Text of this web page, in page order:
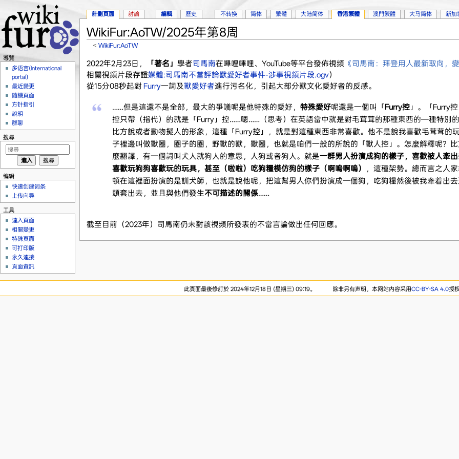
WikiFur:AoTW/2025年第8周
<WikiFur:AoTW
2022年2月23日，
「著名」 學者司馬南在嗶哩嗶哩、YouTube等平台發佈視頻 《司馬南：拜登用人最新取向，
相關視頻片段存證媒體:司馬南不當評論獸愛好者事件-涉事視頻片段.ogv）
從15分08秒起對Furry一詞及獸愛好者進行污名化，引起大部分獸文化愛好者的反感。
……但是這還不是全部，最大的爭議呢是他特殊的愛好， 特殊愛好呢還是一個叫「Furry控」。「Furry控
控只帶（指代）的就是「Furry」控……嗯……（思考）在英語當中就是對毛茸茸的那種東西的—種特別的
比方說或者動物擬人的形象，這種「Furry控」，就是對這種東西非常喜歡。他不是說我喜歡毛茸茸的
子裡邊叫做獸圈，圈子的圈，野獸的獸，獸圈，也就是咱們一般的所說的「獸人控」。怎麼解釋呢？
麼翻譯，有一個詞叫犬人就狗人的意思，人狗或者狗人。就是一群男人扮演成狗的樣子，喜歡被人牽出
喜歡玩狗狗喜歡玩的玩具，甚至（啦啦）吃狗糧模仿狗的樣子（啊嗚啊嗚）
，這種架勢。總而言之人
頓在這裡面扮演的是訓犬師，也就是說他呢，把這幫男人你們扮演成一個狗，吃狗糧然後被我牽着出
頭套出去，並且與他們發生不可描述的關係……
截至目前（2023年）司馬南仍未對該視頻所發表的不當言論做出任何回應。
計劃頁面 討論 編輯 歷史 不转换 简体 繁體 大陆简体 香港繁體 澳門繁體 大马简体 新加
導覽
多语言(International
portal)
最近變更
隨機頁面
方针指引
說明
群聊
搜尋
编辑
快速创建词条
上传向导
工具
連入頁面
相關變更
特殊頁面
可打印版
永久連接
頁面資訊
此頁面最後修訂於 2024年12月18日 (星期三) 09:19。 除非另有声明，本网站内容采用CC-BY-SA 4.0授权